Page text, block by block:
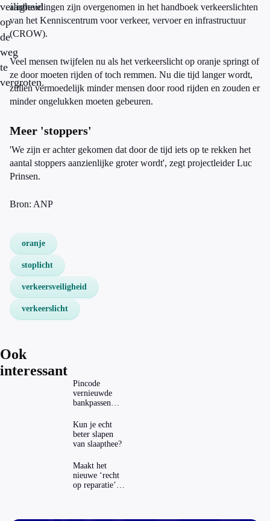
veiligheid
op
de
weg
te
vergroten.
aanbevelingen zijn overgenomen in het handboek verkeerslichten
van het Kenniscentrum voor verkeer, vervoer en infrastructuur
(CROW).
Veel mensen twijfelen nu als het verkeerslicht op oranje springt of
ze door moeten rijden of toch remmen. Nu die tijd langer wordt,
zullen vermoedelijk minder mensen door rood rijden en zouden er
minder ongelukken moeten gebeuren.
Meer 'stoppers'
'We zijn er achter gekomen dat door de tijd iets op te rekken het
aantal stoppers aanzienlijke groter wordt', zegt projectleider Luc
Prinsen.
Bron: ANP
oranje
stoplicht
verkeersveiligheid
verkeerslicht
Ook
interessant
Pincode
vernieuwde
bankpassen
ING-app: is dat
wel veilig?
Kun je echt
beter slapen
van slaapthee?
Maakt het
nieuwe ‘recht
op reparatie’